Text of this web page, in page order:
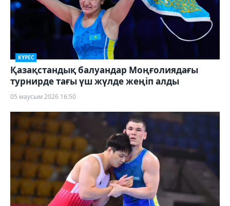
КҮРЕС
Қазақстандық балуандар Моңғолиядағы
турнирде тағы үш жүлде жеңіп алды
05 маусым 2026 16:50